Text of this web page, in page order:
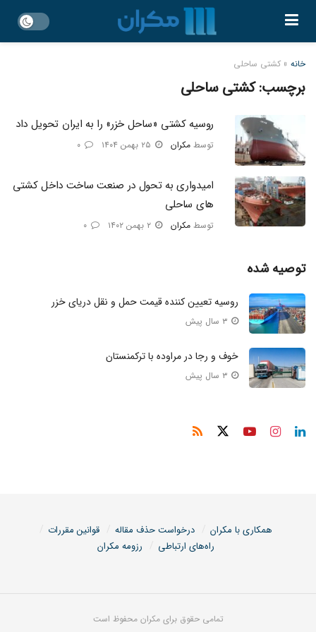
خانه » کشتی ساحلی
برچسب:کشتی ساحلی
روسیه کشتی «ساحل خزر» را به ایران تحویل داد
توسط مکران
امیدواری به تحول در صنعت ساخت داخل کشتی
های ساحلی
توسط مکران
توصیه شده
روسیه تعیین کننده قیمت حمل و نقل دریای خزر
خوف‌ و ‌رجا در مراوده با ترکمنستان
همکاری با مکران درخواست حذف مقاله
قوانین مقررات
راه‌های ارتباطی
رزومه مکران
تمامی حقوق برای مکران محفوظ است